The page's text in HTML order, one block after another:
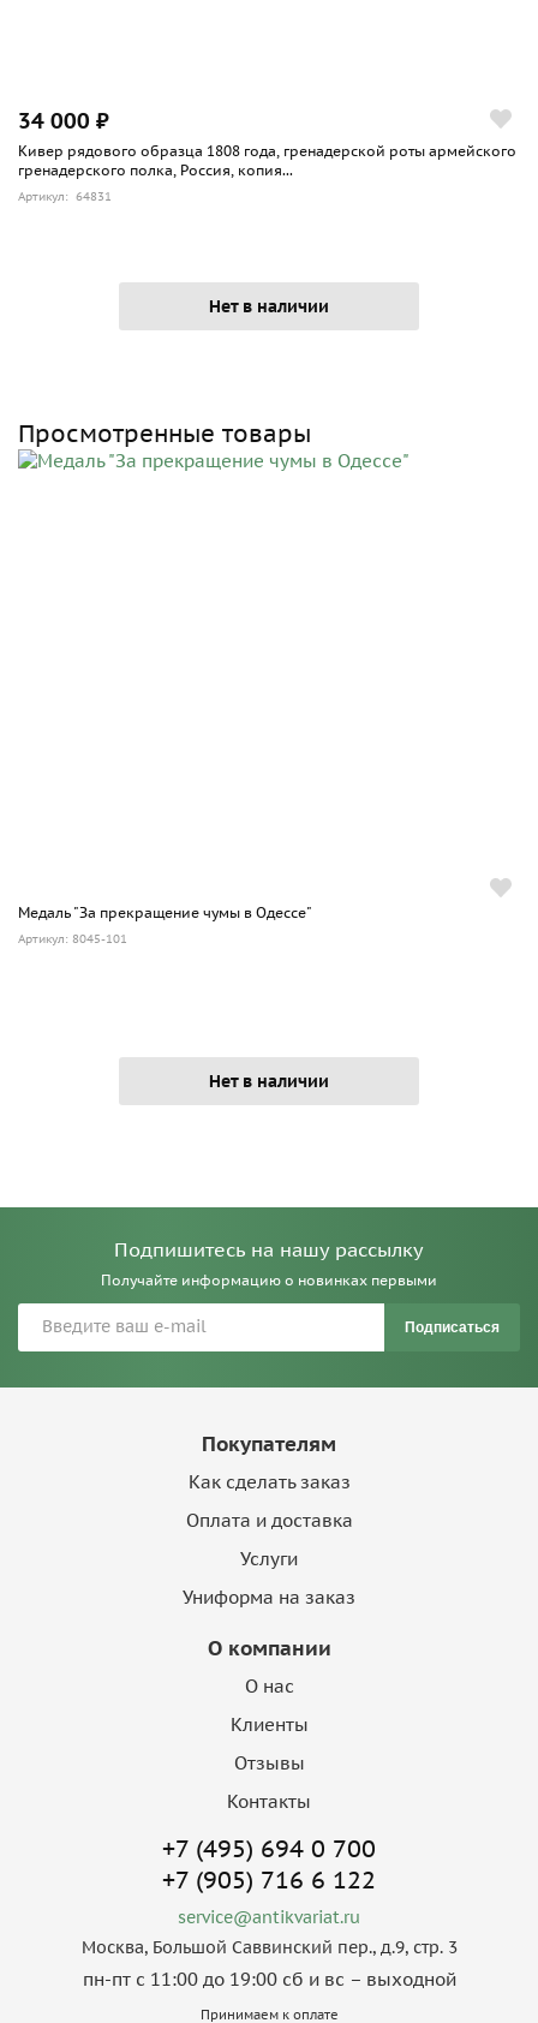
34 000 ₽
Кивер рядового образца 1808 года, гренадерской роты армейского
гренадерского полка, Россия, копия...
Артикул: 64831
Нет в наличии
Просмотренные товары
Медаль "За прекращение чумы в Одессе"
Артикул: 8045-101
Нет в наличии
Подпишитесь на нашу рассылку
Получайте информацию о новинках первыми
Подписаться
Покупателям
Как сделать заказ
Оплата и доставка
Услуги
Униформа на заказ
О компании
О нас
Клиенты
Отзывы
Контакты
+7 (495) 694 0 700
+7 (905) 716 6 122
service@antikvariat.ru
Москва, Большой Саввинский пер., д.9, стр. 3
пн-пт с 11:00 до 19:00 сб и вс – выходной
Принимаем к оплате